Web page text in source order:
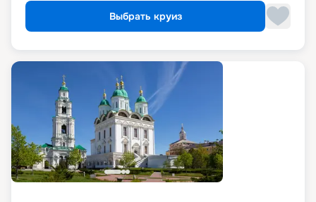
Выбрать круиз